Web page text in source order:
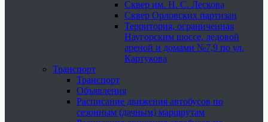
Сквер им. Н. С. Лескова
Сквер Орловских партизан
Территория, ограниченная
Наугорским шоссе, ледовой
ареной и домами №7,9 по ул.
Картукова
Транспорт
Транспорт
Объявления
Расписание движения автобусов по
сезонным (дачным) маршрутам